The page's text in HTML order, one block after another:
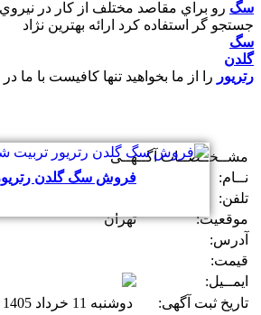
سگ رو براي مقاصد مختلف از کار در
جستجو گر استفاده کرد ارائه بهترين نژاد
سگ
گلدن
رتريور را از ما بخواهيد تنها کافيست با ما
مشــخــصــات آگــهــی
نــام:
فروش سگ گلدن
تلفن:
موقعیت:
تهران
آدرس:
قیمت:
ایمــیل:
تاریخ ثبت آگهی:
دوشنبه 11 خرداد 1405